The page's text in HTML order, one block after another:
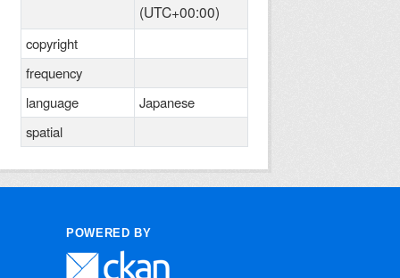
(UTC+00:00)
copyright
frequency
language
Japanese
spatial
POWERED BY